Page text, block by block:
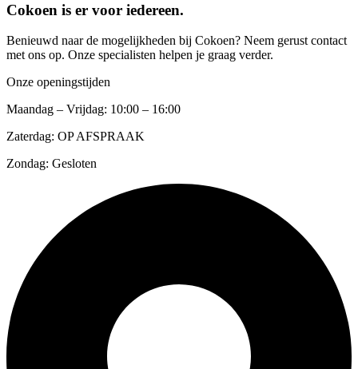
Cokoen is er voor iedereen.
Benieuwd naar de mogelijkheden bij Cokoen? Neem gerust contact
met ons op. Onze specialisten helpen je graag verder.
Onze openingstijden
Maandag – Vrijdag: 10:00 – 16:00
Zaterdag: OP AFSPRAAK
Zondag: Gesloten